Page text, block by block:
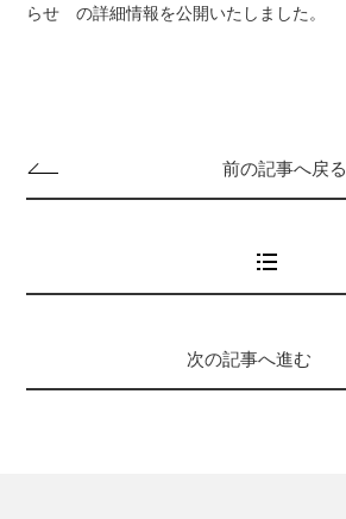
らせ の詳細情報を公開いたしました。
前の記事へ戻る
次の記事へ進む